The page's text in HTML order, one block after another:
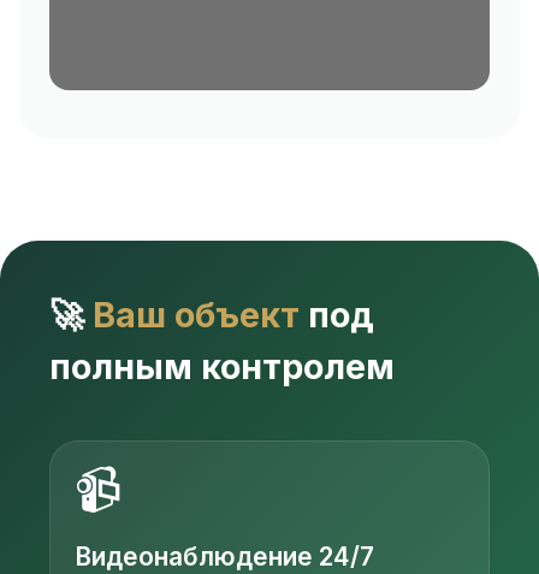
🚀 Ваш объект под
полным контролем
📹
Видеонаблюдение 24/7